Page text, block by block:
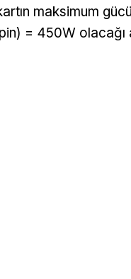
maksimum
= 450W olacağı